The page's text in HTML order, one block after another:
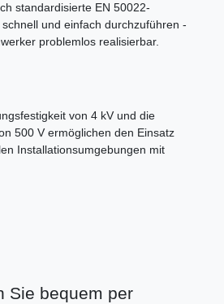
standardisierte EN 50022-
und einfach durchzuführen -
problemlos realisierbar.
von 4 kV und die
500 V ermöglichen den Einsatz
Installationsumgebungen mit
Sie bequem per